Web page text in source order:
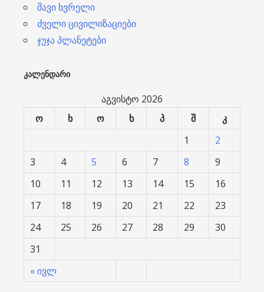
შავი ხვრელი
ძველი ცივილიზაციები
ჯუჯა პლანეტები
ᲙᲐᲚᲔᲜᲓᲐᲠᲘ
აგვისტო 2026
ო
ხ ო ხ პ შ კ
« ივლ
1
2
3
4 5 6 7 8
9
10
11 12 13 14 15
16
17
18 19 20 21 22
23
24
25 26 27 28 29
30
31